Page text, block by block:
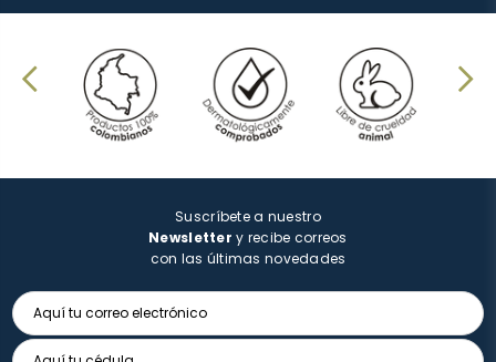
Suscríbete a nuestro
Newsletter y recibe correos
con las últimas novedades